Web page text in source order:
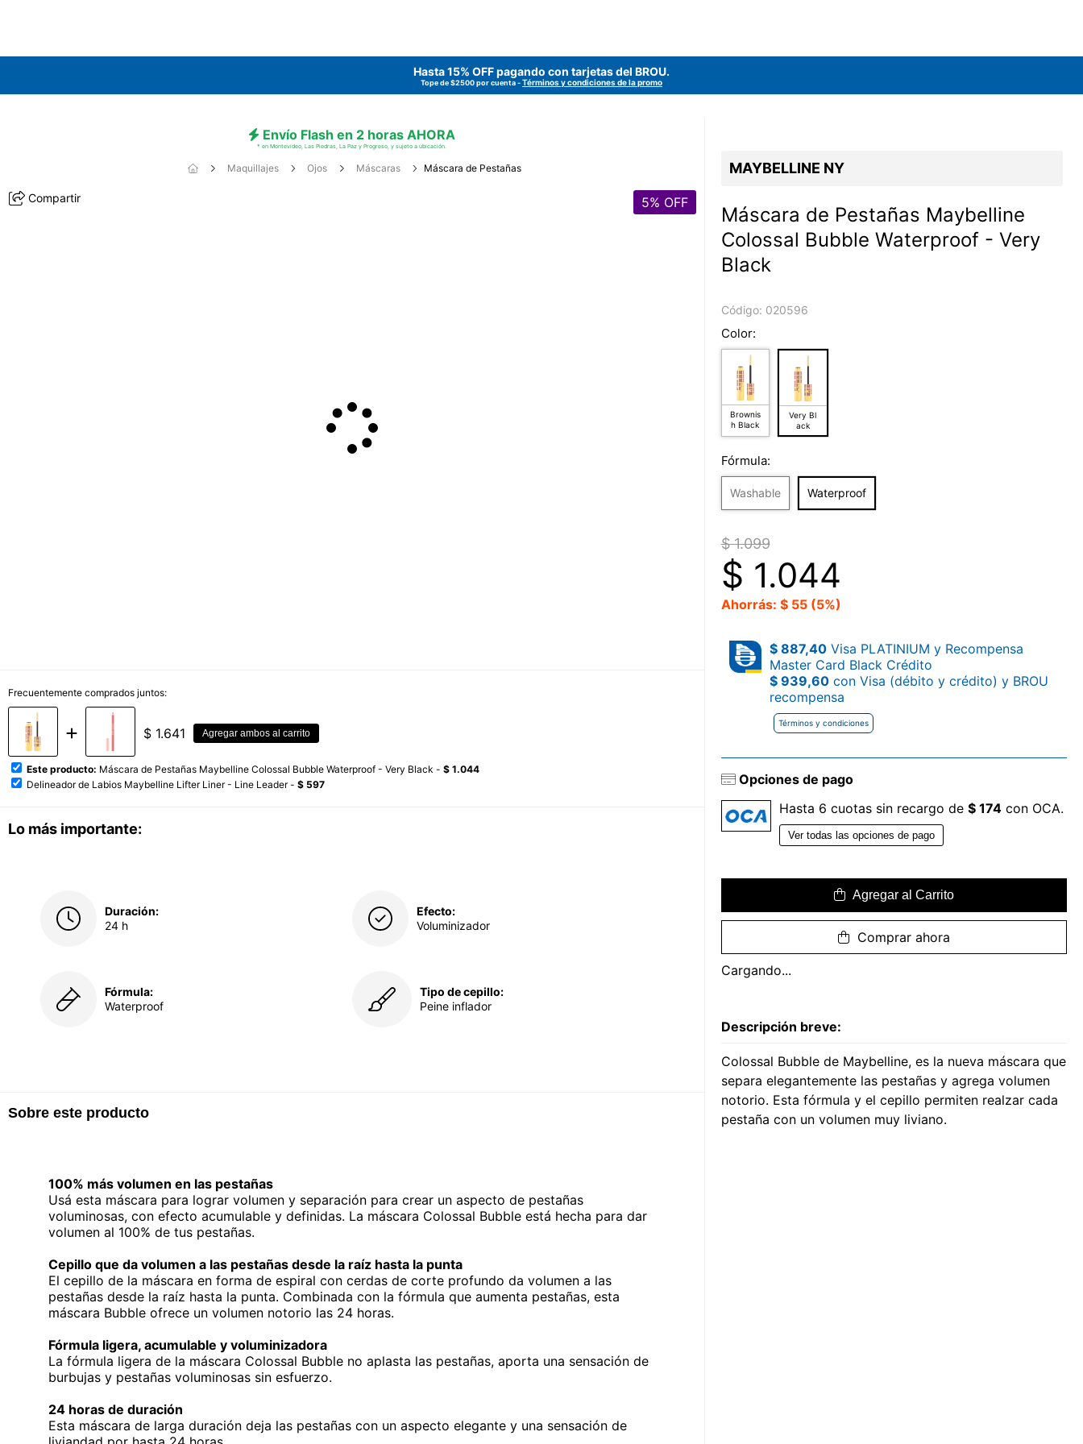
Hasta 15% OFF pagando con tarjetas del BROU.
Tope de $2500 por cuenta -Términos y condiciones de la promo
Envío Flash en 2 horas AHORA
* en Montevideo, Las Piedras, La Paz y Progreso, y sujeto a ubicación.
Maquillajes Ojos Máscaras Máscara de Pestañas
Compartir 5% OFF
Frecuentemente comprados juntos:
$ 1.641 Agregar ambos al carrito
Este producto: Máscara de Pestañas Maybelline Colossal Bubble Waterproof - Very Black - $ 1.044
Delineador de Labios Maybelline Lifter Liner - Line Leader - $ 597
Lo más importante:
Duración:
24 h
Efecto:
Voluminizador
Fórmula:
Waterproof
Tipo de cepillo:
Peine inflador
Sobre este producto
100% más volumen en las pestañas
Usá esta máscara para lograr volumen y separación para crear un aspecto de pestañas
voluminosas, con efecto acumulable y definidas. La máscara Colossal Bubble está hecha para dar
volumen al 100% de tus pestañas.
Cepillo que da volumen a las pestañas desde la raíz hasta la punta
El cepillo de la máscara en forma de espiral con cerdas de corte profundo da volumen a las
pestañas desde la raíz hasta la punta. Combinada con la fórmula que aumenta pestañas, esta
máscara Bubble ofrece un volumen notorio las 24 horas.
Fórmula ligera, acumulable y voluminizadora
La fórmula ligera de la máscara Colossal Bubble no aplasta las pestañas, aporta una sensación de
burbujas y pestañas voluminosas sin esfuerzo.
24 horas de duración
Esta máscara de larga duración deja las pestañas con un aspecto elegante y una sensación de
MAYBELLINE NY
Máscara de Pestañas Maybelline
Colossal Bubble Waterproof - Very
Black
Código: 020596
Color:
Brownis
h Black
Very Bl
ack
Fórmula:
Washable Waterproof
$ 1.099
$ 1.044
Ahorrás: $ 55 (5%)
$ 887,40Visa PLATINIUM y Recompensa
Master Card Black Crédito
$ 939,60con Visa (débito y crédito) y BROU
recompensa
Términos y condiciones
Opciones de pago
Hasta 6 cuotas sin recargo de $ 174con OCA.
Ver todas las opciones de pago
Agregar al Carrito
Comprar ahora
Cargando...
Descripción breve:
Colossal Bubble de Maybelline, es la nueva máscara que
separa elegantemente las pestañas y agrega volumen
notorio. Esta fórmula y el cepillo permiten realzar cada
pestaña con un volumen muy liviano.